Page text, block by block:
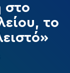
στο
το